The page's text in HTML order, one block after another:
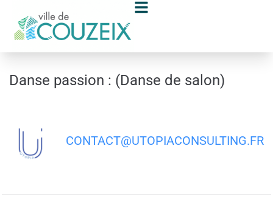
Danse passion : (Danse de salon)
CONTACT@UTOPIACONSULTING.FR